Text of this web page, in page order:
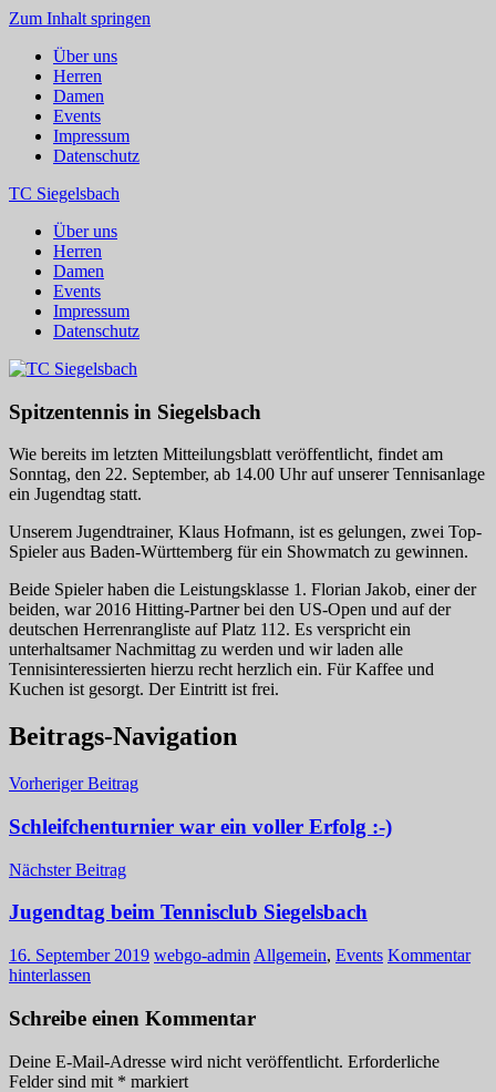
Zum Inhalt springen
Über uns
Herren
Damen
Events
Impressum
Datenschutz
TC Siegelsbach
Über uns
Herren
Damen
Events
Impressum
Datenschutz
Spitzentennis in Siegelsbach
Wie bereits im letzten Mitteilungsblatt veröffentlicht, findet am
Sonntag, den 22. September, ab 14.00 Uhr auf unserer Tennisanlage
ein Jugendtag statt.
Unserem Jugendtrainer, Klaus Hofmann, ist es gelungen, zwei Top-
Spieler aus Baden-Württemberg für ein Showmatch zu gewinnen.
Beide Spieler haben die Leistungsklasse 1. Florian Jakob, einer der
beiden, war 2016 Hitting-Partner bei den US-Open und auf der
deutschen Herrenrangliste auf Platz 112. Es verspricht ein
unterhaltsamer Nachmittag zu werden und wir laden alle
Tennisinteressierten hierzu recht herzlich ein. Für Kaffee und
Kuchen ist gesorgt. Der Eintritt ist frei.
Beitrags-Navigation
Vorheriger Beitrag
Schleifchenturnier war ein voller Erfolg :-)
Nächster Beitrag
Jugendtag beim Tennisclub Siegelsbach
16. September 2019 webgo-admin Allgemein, Events Kommentar
hinterlassen
Schreibe einen Kommentar
Deine E-Mail-Adresse wird nicht veröffentlicht. Erforderliche
Felder sind mit * markiert